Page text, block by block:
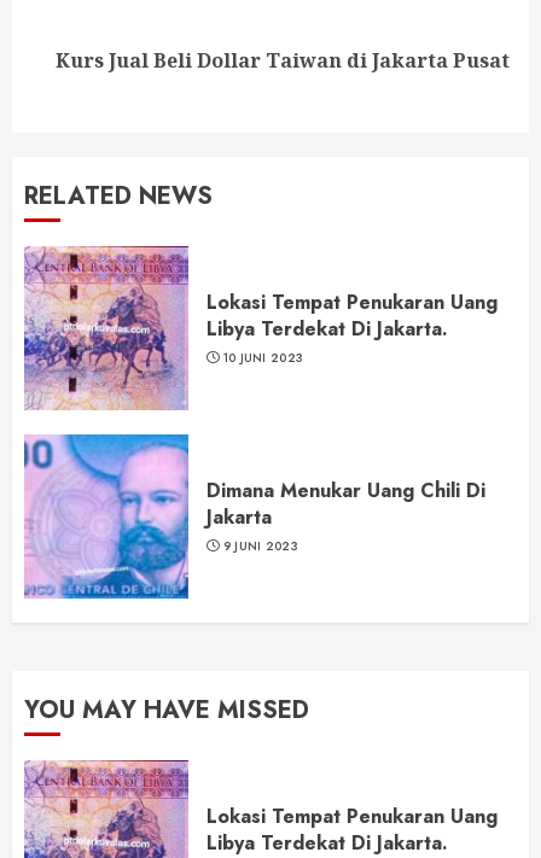
Next
Kurs Jual Beli Dollar Taiwan di Jakarta Pusat
RELATED NEWS
Lokasi Tempat Penukaran Uang
Libya Terdekat Di Jakarta.
10 JUNI 2023
Dimana Menukar Uang Chili Di
Jakarta
9 JUNI 2023
YOU MAY HAVE MISSED
Lokasi Tempat Penukaran Uang
Libya Terdekat Di Jakarta.